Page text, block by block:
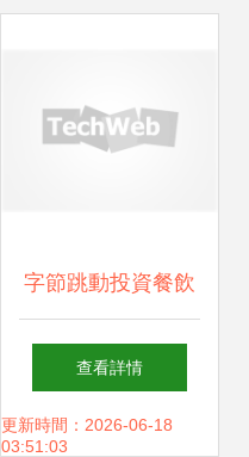
字節跳動投資餐飲
布局新動作 三發餐
飲獲注資，業務涵
查看詳情
更新時間：2026-06-18
03:51:03